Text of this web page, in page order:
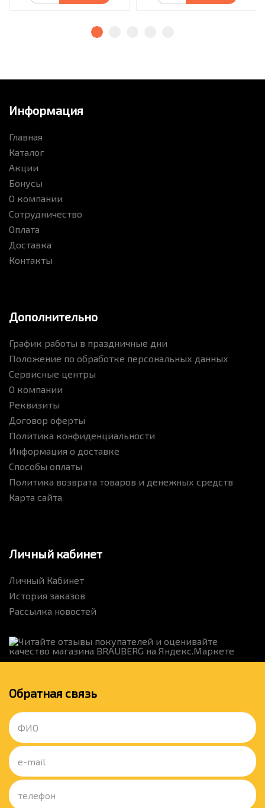
Информация
Главная
Каталог
Акции
Бонусы
О компании
Сотрудничество
Оплата
Доставка
Контакты
Дополнительно
График работы в праздничные дни
Положение по обработке персональных данных
Сервисные центры
О компании
Реквизиты
Договор оферты
Политика конфиденциальности
Информация о доставке
Способы оплаты
Политика возврата товаров и денежных средств
Карта сайта
Личный кабинет
Личный Кабинет
История заказов
Рассылка новостей
Обратная связь